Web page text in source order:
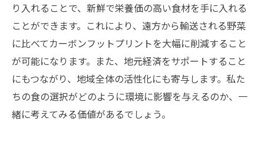
り入れることで、新鮮で栄養価の高い食材を手に入れる
ことができます。これにより、遠方から輸送される野菜
に比べてカーボンフットプリントを大幅に削減すること
が可能になります。また、地元経済をサポートすること
にもつながり、地域全体の活性化にも寄与します。私た
ちの食の選択がどのように環境に影響を与えるのか、一
緒に考えてみる価値があるでしょう。